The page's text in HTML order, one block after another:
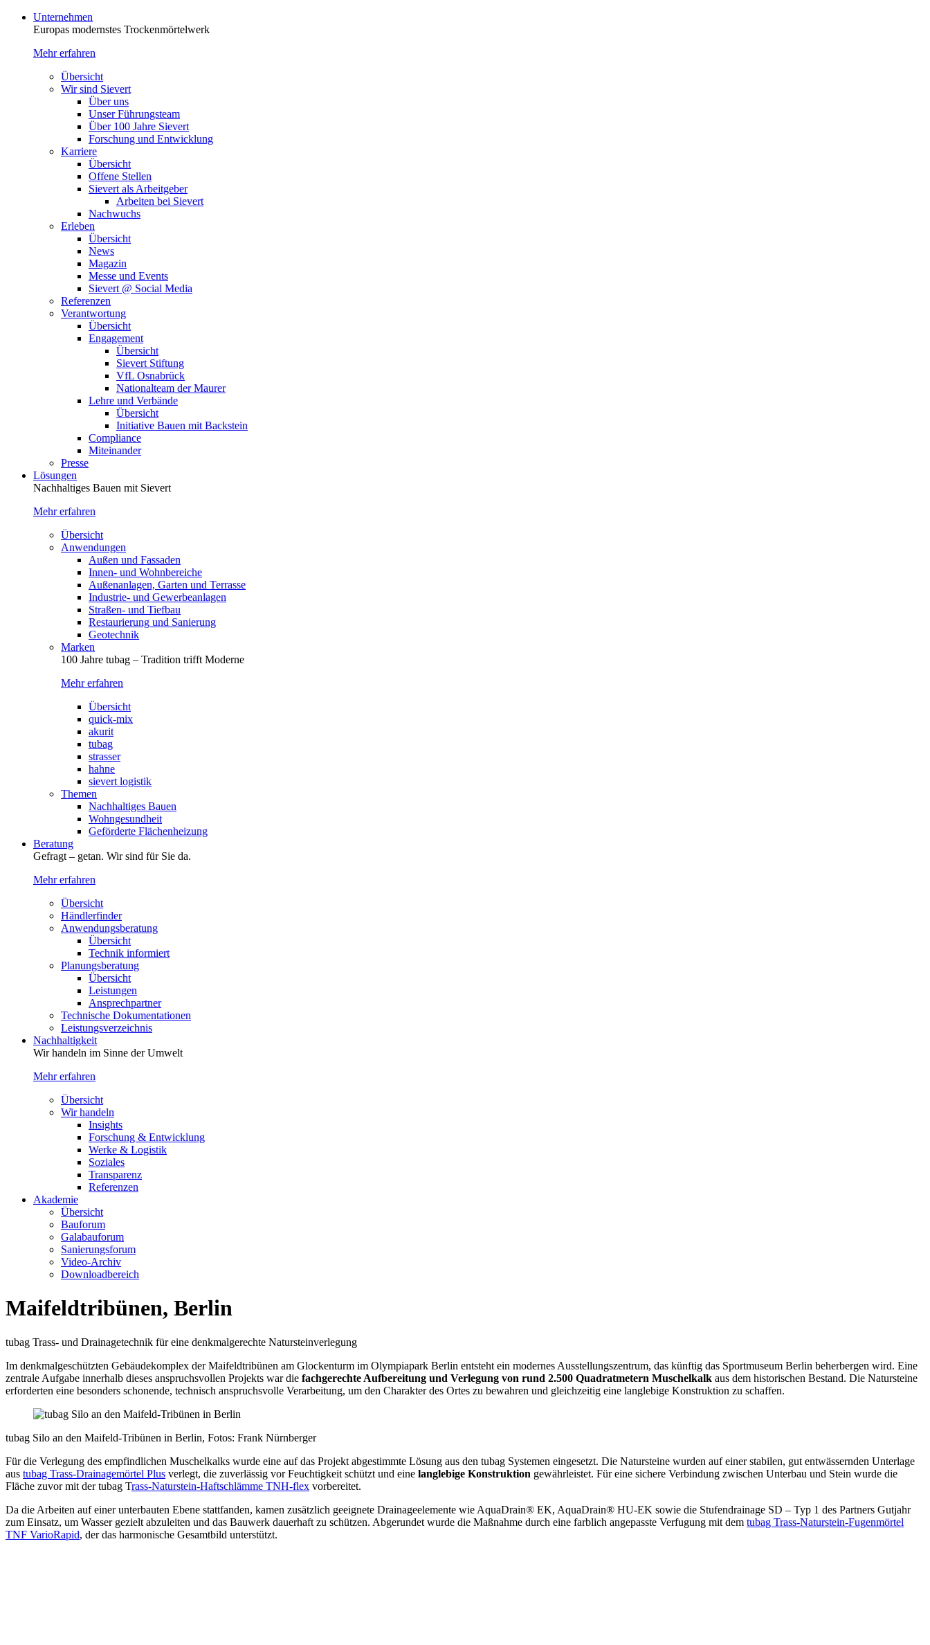
Unternehmen
Europas modernstes Trocken­mörtelwerk
Mehr erfahren
Übersicht
Wir sind Sievert
Über uns
Unser Führungsteam
Über 100 Jahre Sievert
Forschung und Entwicklung
Karriere
Übersicht
Offene Stellen
Sievert als Arbeitgeber
Arbeiten bei Sievert
Nachwuchs
Erleben
Übersicht
News
Magazin
Messe und Events
Sievert @ Social Media
Referenzen
Verantwortung
Übersicht
Engagement
Übersicht
Sievert Stiftung
VfL Osnabrück
Nationalteam der Maurer
Lehre und Verbände
Übersicht
Initiative Bauen mit Backstein
Compliance
Miteinander
Presse
Lösungen
Nachhaltiges Bauen mit Sievert
Mehr erfahren
Übersicht
Anwendungen
Außen und Fassaden
Innen- und Wohnbereiche
Außenanlagen, Garten und Terrasse
Industrie- und Gewerbeanlagen
Straßen- und Tiefbau
Restaurierung und Sanierung
Geotechnik
Marken
100 Jahre tubag – Tradition trifft Moderne
Mehr erfahren
Übersicht
quick-mix
akurit
tubag
strasser
hahne
sievert logistik
Themen
Nachhaltiges Bauen
Wohngesundheit
Geförderte Flächenheizung
Beratung
Gefragt – getan. Wir sind für Sie da.
Mehr erfahren
Übersicht
Händlerfinder
Anwendungsberatung
Übersicht
Technik informiert
Planungsberatung
Übersicht
Leistungen
Ansprechpartner
Technische Dokumentationen
Leistungsverzeichnis
Nachhaltigkeit
Wir handeln im Sinne der Umwelt
Mehr erfahren
Übersicht
Wir handeln
Insights
Forschung & Entwicklung
Werke & Logistik
Soziales
Transparenz
Referenzen
Akademie
Übersicht
Bauforum
Galabauforum
Sanierungsforum
Video-Archiv
Downloadbereich
Maifeldtribünen, Berlin
tubag Trass‑ und Drainagetechnik für eine denkmalgerechte Natursteinverlegung
Im denkmalgeschützten Gebäudekomplex der Maifeldtribünen am Glockenturm im Olympiapark Berlin entsteht ein modernes Ausstellungszentrum, das künftig das Sportmuseum Berlin beherbergen wird. Eine
zentrale Aufgabe innerhalb dieses anspruchsvollen Projekts war die fachgerechte Aufbereitung und Verlegung von rund 2.500 Quadratmetern Muschelkalk aus dem historischen Bestand. Die Natursteine
erforderten eine besonders schonende, technisch anspruchsvolle Verarbeitung, um den Charakter des Ortes zu bewahren und gleichzeitig eine langlebige Konstruktion zu schaffen.
tubag Silo an den Maifeld-Tribünen in Berlin, Fotos: Frank Nürnberger
Für die Verlegung des empfindlichen Muschelkalks wurde eine auf das Projekt abgestimmte Lösung aus den tubag Systemen eingesetzt. Die Natursteine wurden auf einer stabilen, gut entwässernden Unterlage
aus tubag Trass‑Drainagemörtel Plus verlegt, die zuverlässig vor Feuchtigkeit schützt und eine langlebige Konstruktion gewährleistet. Für eine sichere Verbindung zwischen Unterbau und Stein wurde die
Fläche zuvor mit der tubag Trass‑Naturstein‑Haftschlämme TNH‑flex vorbereitet.
Da die Arbeiten auf einer unterbauten Ebene stattfanden, kamen zusätzlich geeignete Drainageelemente wie AquaDrain® EK, AquaDrain® HU‑EK sowie die Stufendrainage SD – Typ 1 des Partners Gutjahr
zum Einsatz, um Wasser gezielt abzuleiten und das Bauwerk dauerhaft zu schützen. Abgerundet wurde die Maßnahme durch eine farblich angepasste Verfugung mit dem tubag Trass‑Naturstein‑Fugenmörtel
TNF VarioRapid, der das harmonische Gesamtbild unterstützt.